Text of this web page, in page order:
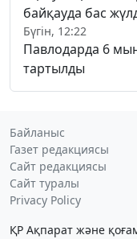
байқауда бас
Бүгін, 12:22
Павлодарда 6
тартылды
Байланыс
Газет редакциясы
Сайт редакциясы
Сайт туралы
Privacy Policy
ҚР Ақпарат және